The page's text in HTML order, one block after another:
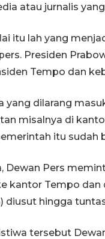
atau jurnalis
itu lah yang
Presiden
Tempo dan
yang dilarang
misalnya di
itu sudah
Dewan Pers
kantor Tempo dan
diusut hingga
tersebut